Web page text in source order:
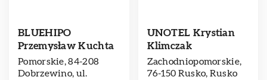
BLUEHIPO
Przemysław Kuchta
Pomorskie, 84-208
Dobrzewino, ul.
UNOTEL Krystian
Klimczak
Zachodniopomorskie,
76-150 Rusko, Rusko